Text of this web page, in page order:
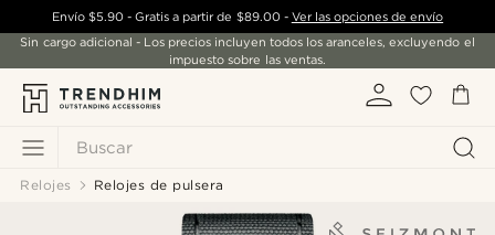
Buscar
Envío $5.90- Gratis a partir de $89.00- Ver las opciones de envío
Sin cargo adicional - Los precios incluyen todos los aranceles, excluyendo el
impuesto sobre las ventas.
Relojes Relojes de pulsera